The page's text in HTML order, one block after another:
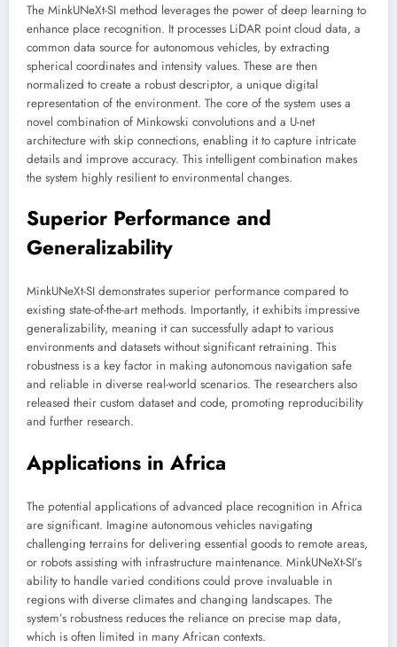
The MinkUNeXt-SI method leverages the power of deep learning to
enhance place recognition. It processes LiDAR point cloud data, a
common data source for autonomous vehicles, by extracting
spherical coordinates and intensity values. These are then
normalized to create a robust descriptor, a unique digital
representation of the environment. The core of the system uses a
novel combination of Minkowski convolutions and a U-net
architecture with skip connections, enabling it to capture intricate
details and improve accuracy. This intelligent combination makes
the system highly resilient to environmental changes.
Superior Performance and
Generalizability
MinkUNeXt-SI demonstrates superior performance compared to
existing state-of-the-art methods. Importantly, it exhibits impressive
generalizability, meaning it can successfully adapt to various
environments and datasets without significant retraining. This
robustness is a key factor in making autonomous navigation safe
and reliable in diverse real-world scenarios. The researchers also
released their custom dataset and code, promoting reproducibility
and further research.
Applications in Africa
The potential applications of advanced place recognition in Africa
are significant. Imagine autonomous vehicles navigating
challenging terrains for delivering essential goods to remote areas,
or robots assisting with infrastructure maintenance. MinkUNeXt-SI’s
ability to handle varied conditions could prove invaluable in
regions with diverse climates and changing landscapes. The
system’s robustness reduces the reliance on precise map data,
which is often limited in many African contexts.